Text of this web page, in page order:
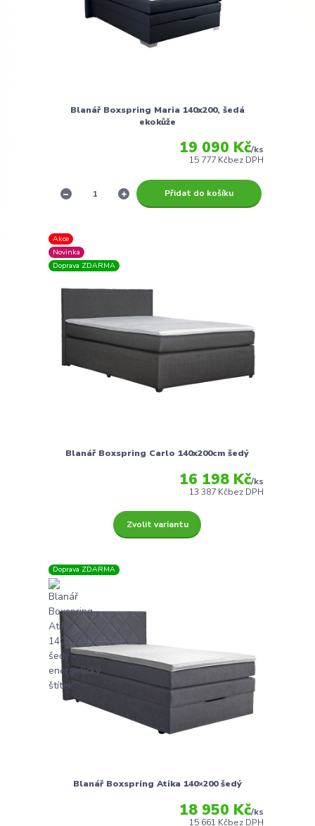
Blanář Boxspring Maria 140x200, šedá
ekokůže
19 090 Kč/ks
15 777 Kčbez DPH
Přidat do košíku
Akce
Novinka
Doprava ZDARMA
Blanář Boxspring Carlo 140x200cm šedý
16 198 Kč/ks
13 387 Kčbez DPH
Zvolit variantu
Doprava ZDARMA
Blanář Boxspring Atika 140×200 šedý
18 950 Kč/ks
15 661 Kčbez DPH